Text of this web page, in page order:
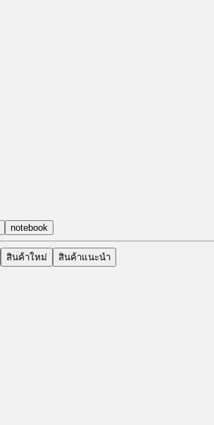
notebook
สินค้าใหม่ สินค้าแนะนำ